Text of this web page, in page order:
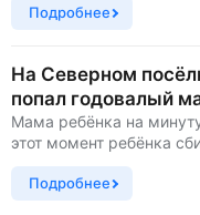
Подробнее
На Северном
попал годовалый
Мама ребёнка на
этот момент ребёнка
Подробнее